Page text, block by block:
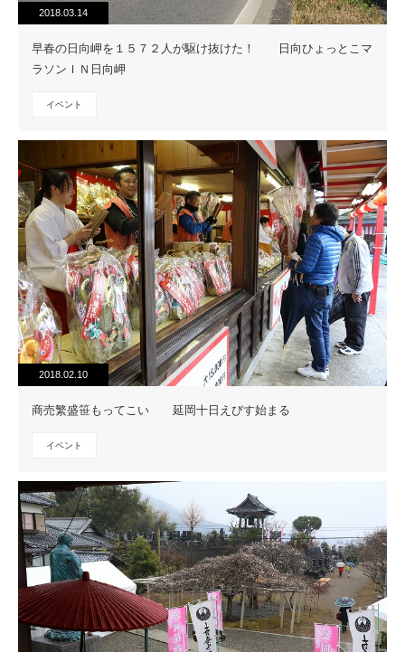
2018.03.14
早春の日向岬を１５７２人が駆け抜けた！ 日向ひょっとこマ
ラソンＩＮ日向岬
イベント
2018.02.10
商売繁盛笹もってこい 延岡十日えびす始まる
イベント